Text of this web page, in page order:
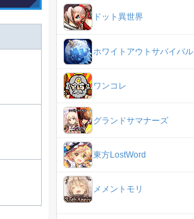
ドット異世界
ホワイトアウトサバイバル
ワンコレ
グランドサマナーズ
東方LostWord
メメントモリ